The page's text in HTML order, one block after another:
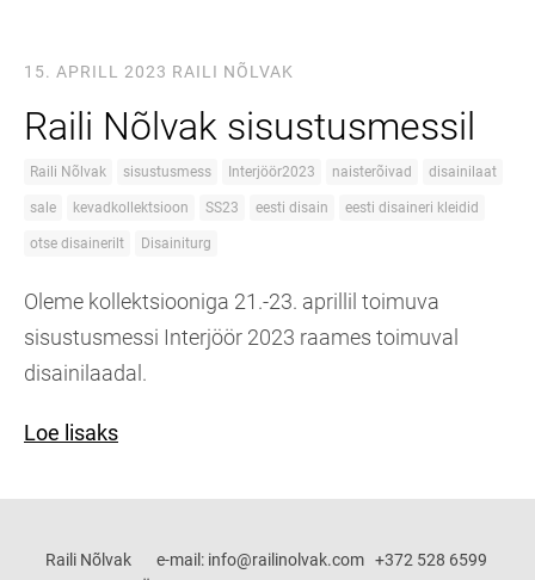
15. APRILL 2023 RAILI NÕLVAK
Raili Nõlvak sisustusmessil
Raili Nõlvak sisustusmess Interjöör2023 naisterõivad disainilaat
sale kevadkollektsioon SS23 eesti disain eesti disaineri kleidid
otse disainerilt Disainiturg
Oleme kollektsiooniga 21.-23. aprillil toimuva
sisustusmessi Interjöör 2023 raames toimuval
disainilaadal.
Loe lisaks
Raili Nõlvak e-mail: info@railinolvak.com +372 528 6599